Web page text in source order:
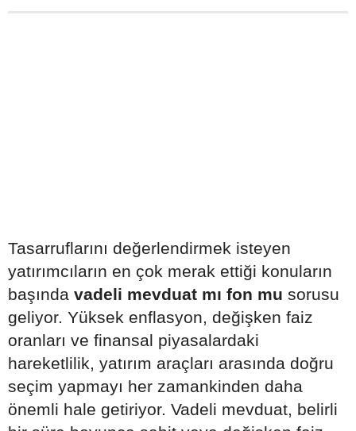
Tasarruflarını değerlendirmek isteyen
yatırımcıların en çok merak ettiği konuların
başında vadeli mevduat mı fon mu sorusu
geliyor. Yüksek enflasyon, değişken faiz
oranları ve finansal piyasalardaki
hareketlilik, yatırım araçları arasında doğru
seçim yapmayı her zamankinden daha
önemli hale getiriyor. Vadeli mevduat, belirli